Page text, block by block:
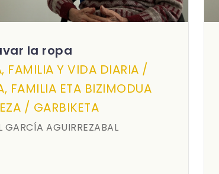
la ropa
FAMILIA Y VIDA DIARIA /
FAMILIA ETA BIZIMODUA
/ GARBIKETA
GARCÍA AGUIRREZABAL